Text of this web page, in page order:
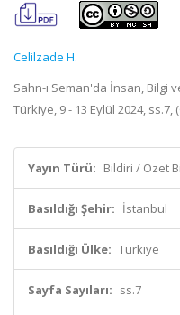
Celilzade H.
Sahn-ı Seman'da İnsan, Bilgi
Türkiye, 9 - 13 Eylül 2024, ss.7,
Yayın Türü: Bildiri / Özet
Basıldığı Şehir: İstanbul
Basıldığı Ülke: Türkiye
Sayfa Sayıları: ss.7